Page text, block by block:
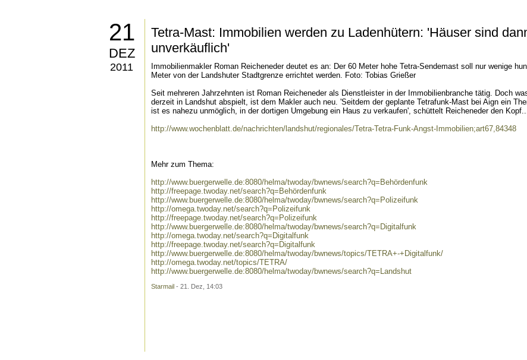
21
DEZ
2011
Tetra-Mast: Immobilien werden zu Ladenhütern: 'Häuser sind
unverkäuflich'
Immobilienmakler Roman Reicheneder deutet es an: Der 60 Meter hohe Tetra-Sendemast soll nur wenige
Meter von der Landshuter Stadtgrenze errichtet werden. Foto: Tobias Grießer
Seit mehreren Jahrzehnten ist Roman Reicheneder als Dienstleister in der Immobilienbranche tätig. Doch
derzeit in Landshut abspielt, ist dem Makler auch neu. 'Seitdem der geplante Tetrafunk-Mast bei Aign ein
ist es nahezu unmöglich, in der dortigen Umgebung ein Haus zu verkaufen', schüttelt Reicheneder den
http://www.wochenblatt.de/nachrichten/landshut/regionales/Tetra-Tetra-Funk-Angst-Immobilien;art67,84348
Mehr zum Thema:
http://www.buergerwelle.de:8080/helma/twoday/bwnews/search?q=Behördenfunk
http://freepage.twoday.net/search?q=Behördenfunk
http://www.buergerwelle.de:8080/helma/twoday/bwnews/search?q=Polizeifunk
http://omega.twoday.net/search?q=Polizeifunk
http://freepage.twoday.net/search?q=Polizeifunk
http://www.buergerwelle.de:8080/helma/twoday/bwnews/search?q=Digitalfunk
http://omega.twoday.net/search?q=Digitalfunk
http://freepage.twoday.net/search?q=Digitalfunk
http://www.buergerwelle.de:8080/helma/twoday/bwnews/topics/TETRA+-+Digitalfunk/
http://omega.twoday.net/topics/TETRA/
http://www.buergerwelle.de:8080/helma/twoday/bwnews/search?q=Landshut
Starmail - 21. Dez, 14:03